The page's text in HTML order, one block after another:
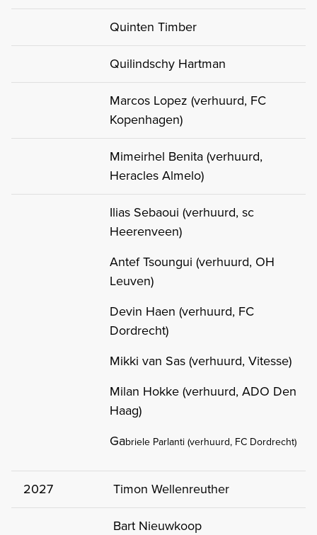
Quinten Timber
Quilindschy Hartman
Marcos Lopez (verhuurd, FC
Kopenhagen)
Mimeirhel Benita (verhuurd,
Heracles Almelo)
Ilias Sebaoui (verhuurd, sc
Heerenveen)
Antef Tsoungui (verhuurd, OH
Leuven)
Devin Haen (verhuurd, FC
Dordrecht)
Mikki van Sas (verhuurd, Vitesse)
Milan Hokke (verhuurd, ADO Den
Haag)
Gabriele Parlanti (verhuurd, FC Dordrecht)
2027
Timon Wellenreuther
Bart Nieuwkoop